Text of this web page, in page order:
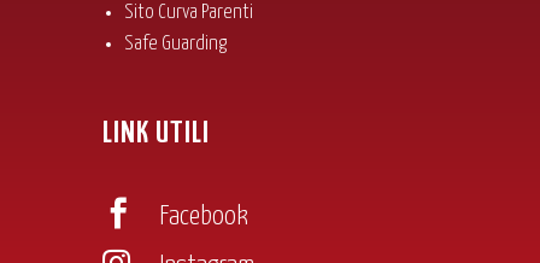
Sito Curva Parenti
Safe Guarding
LINK UTILI
 Facebook